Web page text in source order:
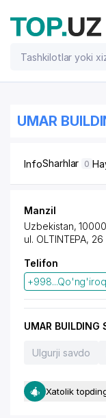
UMAR
InfoSharhlar 0
Manzil
Uzbekistan,
ul. OLTINTEPA, 26
Telifon
+998...Qo'ng'iroq
UMAR
Ulgurji savdo
Xatolik